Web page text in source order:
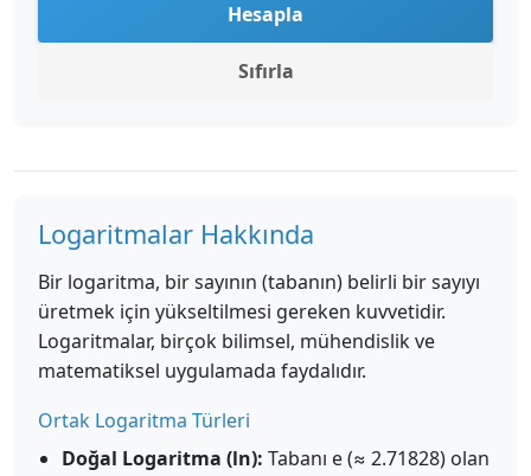
Hesapla
Sıfırla
Logaritmalar Hakkında
Bir logaritma, bir sayının (tabanın) belirli bir sayıyı
üretmek için yükseltilmesi gereken kuvvetidir.
Logaritmalar, birçok bilimsel, mühendislik ve
matematiksel uygulamada faydalıdır.
Ortak Logaritma Türleri
Doğal Logaritma (ln): Tabanı e (≈ 2.71828) olan